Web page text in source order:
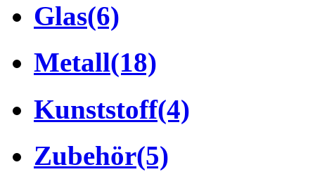
Glas(6)
Metall(18)
Kunststoff(4)
Zubehör(5)